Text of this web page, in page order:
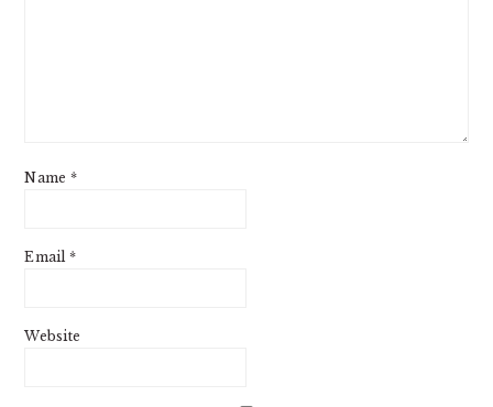
Name *
Email *
Website